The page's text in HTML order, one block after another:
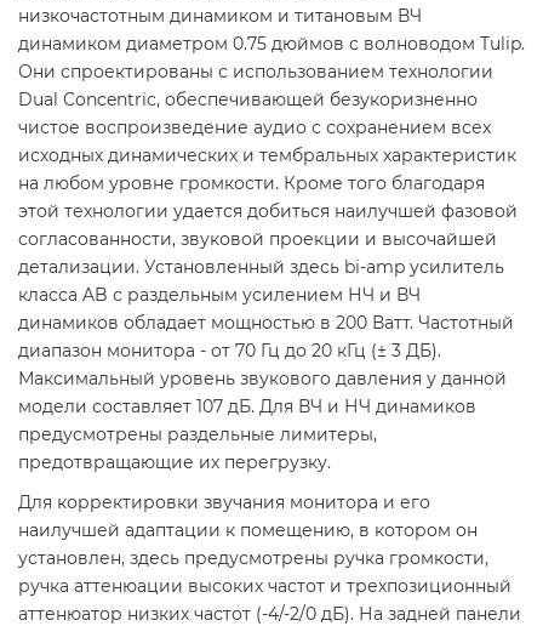
низкочастотным динамиком и титановым ВЧ
динамиком диаметром 0.75 дюймов с волноводом Tulip.
Они спроектированы с использованием технологии
Dual Concentric, обеспечивающей безукоризненно
чистое воспроизведение аудио с сохранением всех
исходных динамических и тембральных характеристик
на любом уровне громкости. Кроме того благодаря
этой технологии удается добиться наилучшей фазовой
согласованности, звуковой проекции и высочайшей
детализации. Установленный здесь bi-amp усилитель
класса AB с раздельным усилением НЧ и ВЧ
динамиков обладает мощностью в 200 Ватт. Частотный
диапазон монитора - от 70 Гц до 20 кГц (± 3 ДБ).
Максимальный уровень звукового давления у данной
модели составляет 107 дБ. Для ВЧ и НЧ динамиков
предусмотрены раздельные лимитеры,
предотвращающие их перегрузку.
Для корректировки звучания монитора и его
наилучшей адаптации к помещению, в котором он
установлен, здесь предусмотрены ручка громкости,
ручка аттенюации высоких частот и трехпозиционный
аттенюатор низких частот (-4/-2/0 дБ). На задней панели